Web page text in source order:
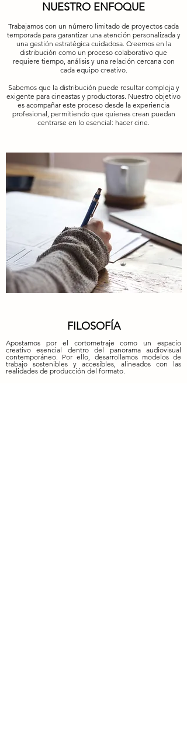
NUESTRO ENFOQUE
Trabajamos con un número limitado de proyectos cada
temporada para garantizar una atención personalizada y
una gestión estratégica cuidadosa. Creemos en la
distribución como un proceso colaborativo que
requiere tiempo, análisis y una relación cercana con
cada equipo creativo.
Sabemos que la distribución puede resultar compleja y
exigente para cineastas y productoras. Nuestro objetivo
es acompañar este proceso desde la experiencia
profesional, permitiendo que quienes crean puedan
centrarse en lo esencial: hacer cine.
FILOSOFÍA
Apostamos por el cortometraje como un espacio
creativo esencial dentro del panorama audiovisual
contemporáneo. Por ello, desarrollamos modelos de
trabajo sostenibles y accesibles, alineados con las
realidades de producción del formato.